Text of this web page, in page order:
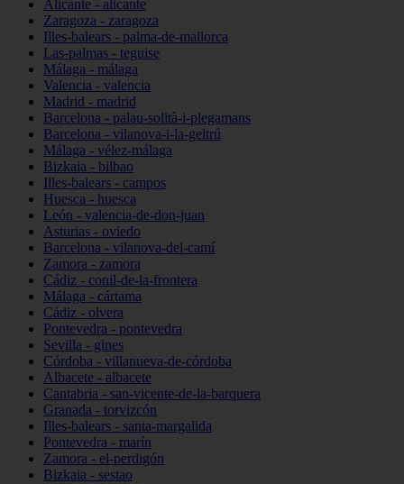
Alicante - alicante
Zaragoza - zaragoza
Illes-balears - palma-de-mallorca
Las-palmas - teguise
Málaga - málaga
Valencia - valencia
Madrid - madrid
Barcelona - palau-solità-i-plegamans
Barcelona - vilanova-i-la-geltrú
Málaga - vélez-málaga
Bizkaia - bilbao
Illes-balears - campos
Huesca - huesca
León - valencia-de-don-juan
Asturias - oviedo
Barcelona - vilanova-del-camí
Zamora - zamora
Cádiz - conil-de-la-frontera
Málaga - cártama
Cádiz - olvera
Pontevedra - pontevedra
Sevilla - gines
Córdoba - villanueva-de-córdoba
Albacete - albacete
Cantabria - san-vicente-de-la-barquera
Granada - torvizcón
Illes-balears - santa-margalida
Pontevedra - marín
Zamora - el-perdigón
Bizkaia - sestao